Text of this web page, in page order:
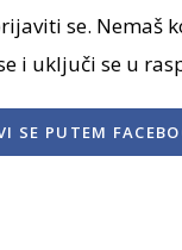
se. Nemaš
i uključi se u
SE PUTEM